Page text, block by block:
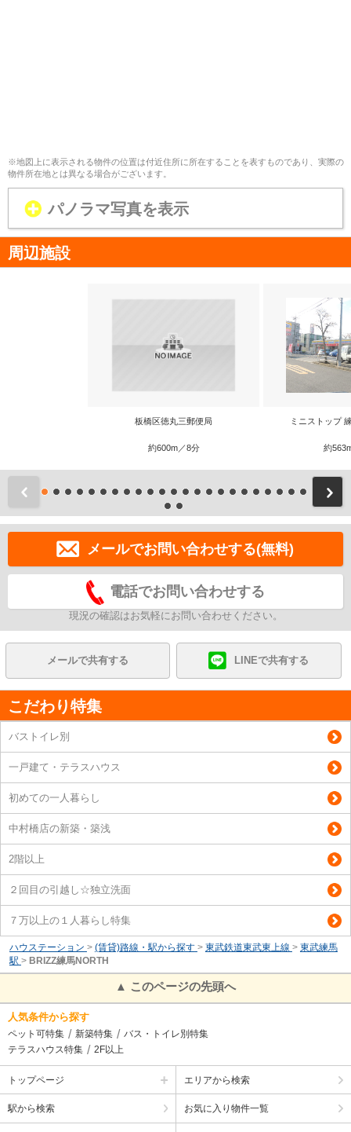
※地図上に表示される物件の位置は付近住所に所在することを表すものであり、実際の
物件所在地とは異なる場合がございます。
パノラマ写真を表示
周辺施設
板橋区徳丸三郵便局
約600m／8分
ミニストップ
約
前
メールでお問い合わせする(無料)
電話でお問い合わせする
現況の確認はお気軽にお問い合わせください。
メールで共有する LINEで共有する
こだわり特集
バストイレ別
一戸建て・テラスハウス
初めての一人暮らし
中村橋店の新築・築浅
2階以上
２回目の引越し☆独立洗面
７万以上の１人暮らし特集
ハウステーション > (賃貸)路線・駅から探す > 東武鉄道東武東上線 > 東武練馬
駅 > BRIZZ練馬NORTH
▲ このページの先頭へ
人気条件から探す
ペット可特集 新築特集
バス・トイレ別特集
テラスハウス特集
2F以上
トップページ エリアから検索
駅から検索 お気に入り物件一覧